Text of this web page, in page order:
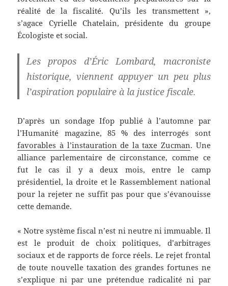
réalité de la fiscalité. Qu’ils les transmettent »,
s’agace Cyrielle Chatelain, présidente du groupe
Écologiste et social.
Les propos d’Éric Lombard, macroniste
historique, viennent appuyer un peu plus
l’aspiration populaire à la justice fiscale.
D’après un sondage Ifop publié à l’automne par
l’Humanité magazine, 85 % des interrogés sont
favorables à l’instauration de la taxe Zucman. Une
alliance parlementaire de circonstance, comme ce
fut le cas il y a deux mois, entre le camp
présidentiel, la droite et le Rassemblement national
pour la rejeter ne suffit pas pour que s’évanouisse
cette demande.
« Notre système fiscal n’est ni neutre ni immuable. Il
est le produit de choix politiques, d’arbitrages
sociaux et de rapports de force réels. Le rejet frontal
de toute nouvelle taxation des grandes fortunes ne
s’explique ni par une prétendue radicalité ni par